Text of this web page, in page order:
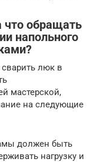
что обращать
напольного
люк в
мастерской,
на следующие
должен быть
нагрузку и